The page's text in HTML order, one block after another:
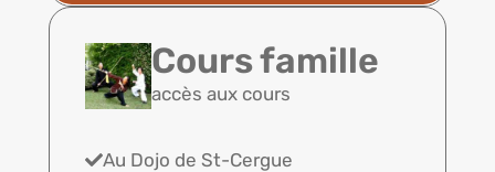
Cours famille
accès aux cours
Au Dojo de St-Cergue